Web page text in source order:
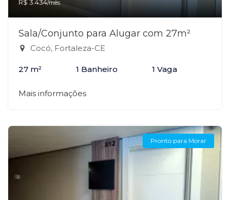
R$ 3.434/mês
Sala/Conjunto para Alugar com 27m²
Cocó, Fortaleza-CE
27 m² 1 Banheiro 1 Vaga
Mais informações
Pronto para Morar